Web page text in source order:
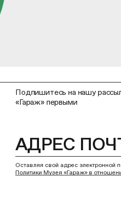
Подпишитесь на нашу
«Гараж» первыми
Оставляя свой адрес электронной
Политики Музея «Гараж» в